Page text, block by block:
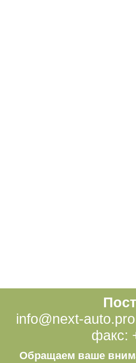
info@next-
факс:
Обращаем ваше